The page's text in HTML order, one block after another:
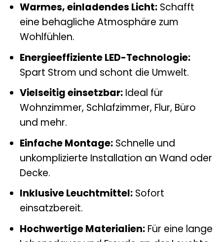
Warmes, einladendes Licht:Schafft
eine behagliche Atmosphäre zum
Wohlfühlen.
Energieeffiziente LED-Technologie:
Spart Strom und schont die Umwelt.
Vielseitig einsetzbar:Ideal für
Wohnzimmer, Schlafzimmer, Flur, Büro
und mehr.
Einfache Montage:Schnelle und
unkomplizierte Installation an Wand oder
Decke.
Inklusive Leuchtmittel:Sofort
einsatzbereit.
Hochwertige Materialien:Für eine lange